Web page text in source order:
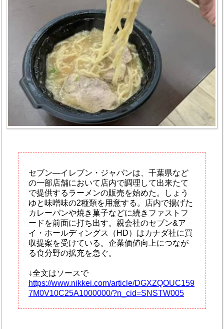
セブン―イレブン・ジャパンは、千葉県など
の一部店舗において店内で調理して出来たて
で提供するラーメンの販売を始めた。しょう
ゆと味噌味の2種類を用意する。店内で揚げた
カレーパンや焼き菓子などに続きファストフ
ードを前面に打ち出す。親会社のセブン&ア
イ・ホールディングス（HD）はカナダ社に買
収提案を受けている。企業価値向上につなが
る食分野の拡充を急ぐ。
↓全文はソースで
https://www.nikkei.com/article/DGXZQOUC159
7M0V10C25A1000000/?n_cid=SNSTW005